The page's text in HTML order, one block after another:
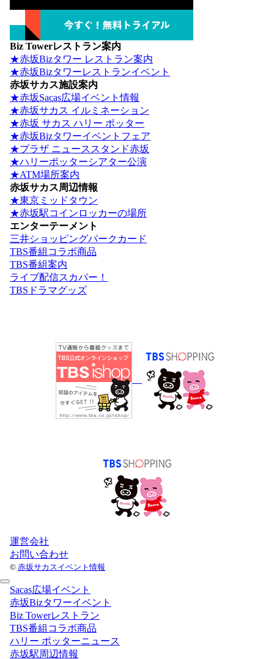
Biz Towerレストラン案内
★赤坂Bizタワー レストラン案内
★赤坂Bizタワーレストランイベント
赤坂サカス施設案内
★赤坂Sacas広場イベント情報
★赤坂サカス イルミネーション
★赤坂 サカス ハリー ポッター
★赤坂Bizタワーイベントフェア
★プラザ ニューススタンド赤坂
★ハリーポッターシアター公演
★ATM場所案内
赤坂サカス周辺情報
★東京ミッドタウン
★赤坂駅コインロッカーの場所
エンターテーメント
三井ショッピングパークカード
TBS番組コラボ商品
TBS番組案内
ライブ配信スカパー！
TBSドラマグッズ
運営会社
お問い合わせ
© 赤坂サカスイベント情報
Sacas広場イベント
赤坂Bizタワーイベント
Biz Towerレストラン
TBS番組コラボ商品
ハリー ポッターニュース
赤坂駅周辺情報